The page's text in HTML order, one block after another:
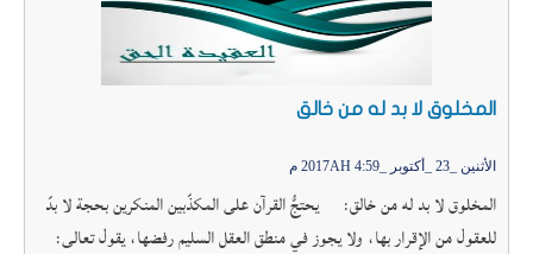
المخلوق لا بد له من خالق
الأثنين _23 _أكتوبر _2017AH 4:59 م
المخلوق لا بد له من خالق: يحتجُّ القرآن على المكذّبين المنكرين بحجة لا بدّ
للعقول من الإقرار بها، ولا يجوز في منطق العقل السليم رفضها، يقول تعالى: